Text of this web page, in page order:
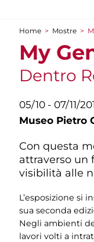
Tu sei qui
Home > Mostre >
My
Dentro
05/10 - 07/11/
Museo Pietro
Con questa
attraverso un
visibilità alle
L’esposizione si
sua seconda
Negli ambienti
lavori volti a